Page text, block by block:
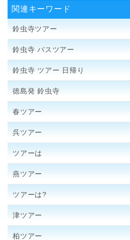
関連キーワード
鈴虫寺ツアー
鈴虫寺 バスツアー
鈴虫寺 ツアー 日帰り
徳島発 鈴虫寺
春ツアー
呉ツアー
ツアーは
燕ツアー
ツアーは?
津ツアー
柏ツアー